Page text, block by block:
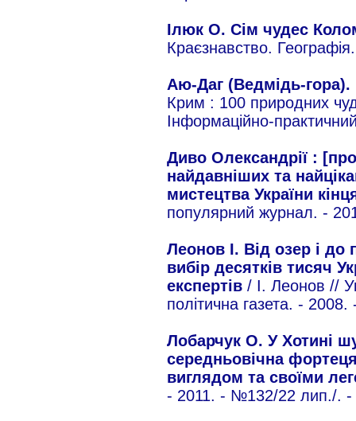
Ілюк О. Сім чудес
Краєзнавство.
Аю-Даг (Ведмідь-гора).
Крим : 100 природних
Інформаційно-
Диво Олександрії :
найдавніших та
мистецтва України
популярний журнал. -
Леонов І. Від озер і до
вибір десятків тисяч
експертів / І. Леонов //
політична газета. -
Лобарчук О. У Хотині
середньовічна
виглядом та своїми
- 2011. - №132/22 лип./.